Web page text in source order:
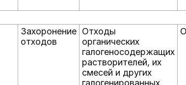
Захоронение
отходов
Отходы
органических
галогеносодержащих
растворителей, их
смесей и других
галогенированных